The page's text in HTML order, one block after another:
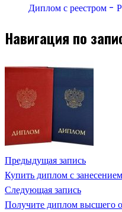
Диплом с реестром -
Навигация по
Предыдущая запись
Купить диплом с
Следующая запись
Получите диплом высшего